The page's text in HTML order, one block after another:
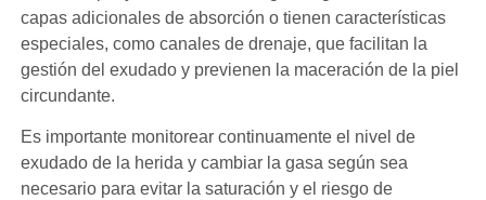
capas adicionales de absorción o tienen características
especiales, como canales de drenaje, que facilitan la
gestión del exudado y previenen la maceración de la piel
circundante.
Es importante monitorear continuamente el nivel de
exudado de la herida y cambiar la gasa según sea
necesario para evitar la saturación y el riesgo de